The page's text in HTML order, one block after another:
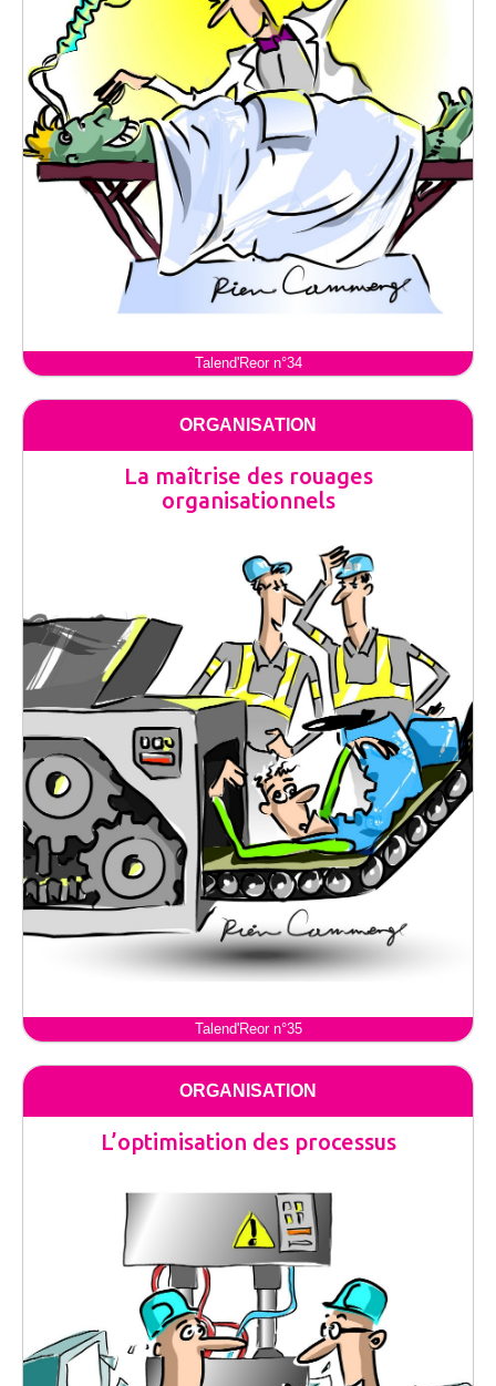
Talend'Reor n°34
ORGANISATION
La maîtrise des rouages
organisationnels
Talend'Reor n°35
ORGANISATION
L’optimisation des processus